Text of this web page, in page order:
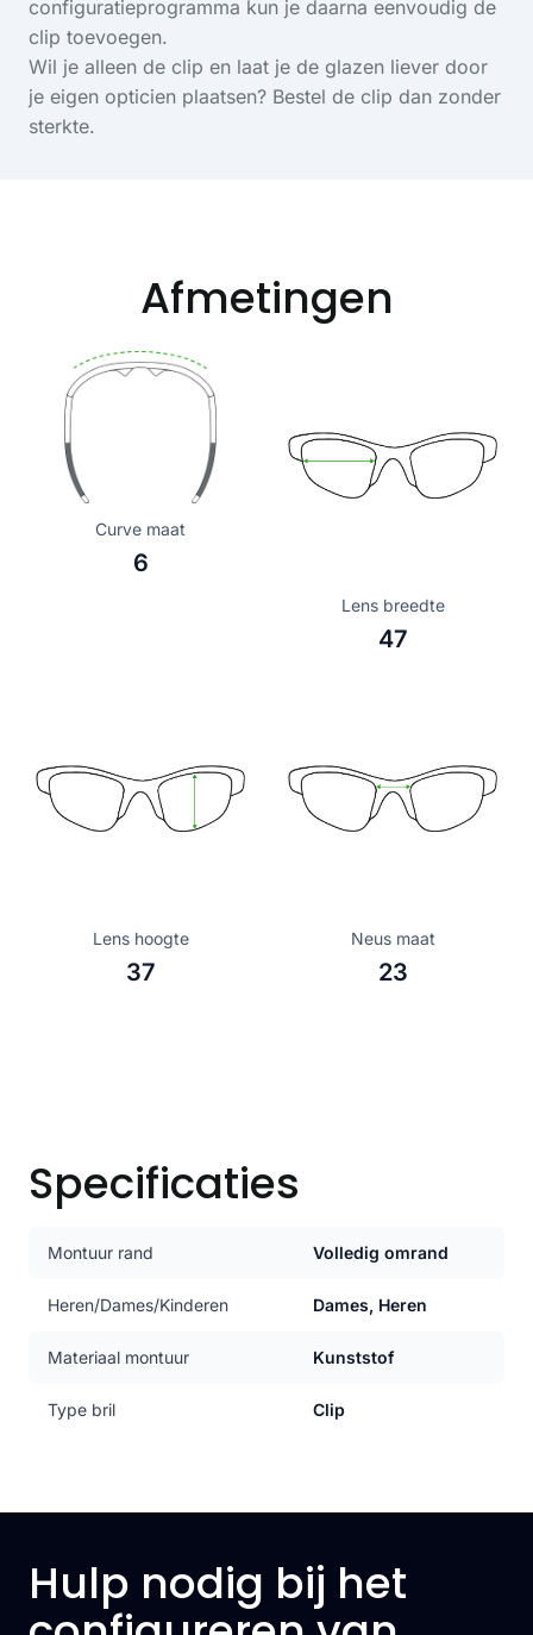
configuratieprogramma kun je daarna eenvoudig de
clip toevoegen.
Wil je alleen de clip en laat je de glazen liever door
je eigen opticien plaatsen? Bestel de clip dan zonder
sterkte.
Afmetingen
Curve maat
6
Lens breedte
47
Lens hoogte
37
Neus maat
23
Specificaties
Montuur rand Volledig omrand
Heren/Dames/Kinderen Dames, Heren
Materiaal montuur Kunststof
Type bril Clip
Hulp nodig bij het